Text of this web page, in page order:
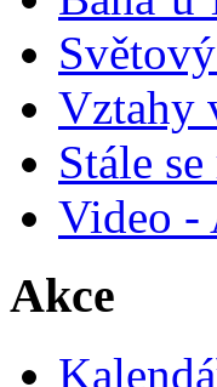
Vztahy
Stále
Video -
Akce